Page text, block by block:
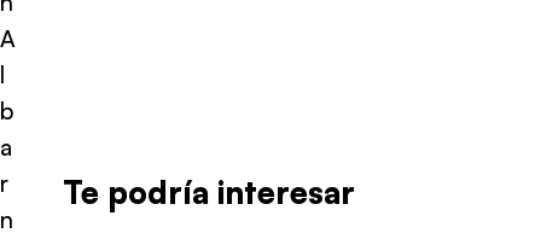
A
l
b
a
r
n
Te podría interesar